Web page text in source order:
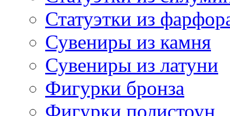
Статуэтки из
Сувениры из камня
Сувениры из латуни
Фигурки бронза
Фигурки полистоун